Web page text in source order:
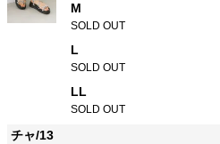
M
SOLD OUT
L
SOLD OUT
LL
SOLD OUT
チャ/13